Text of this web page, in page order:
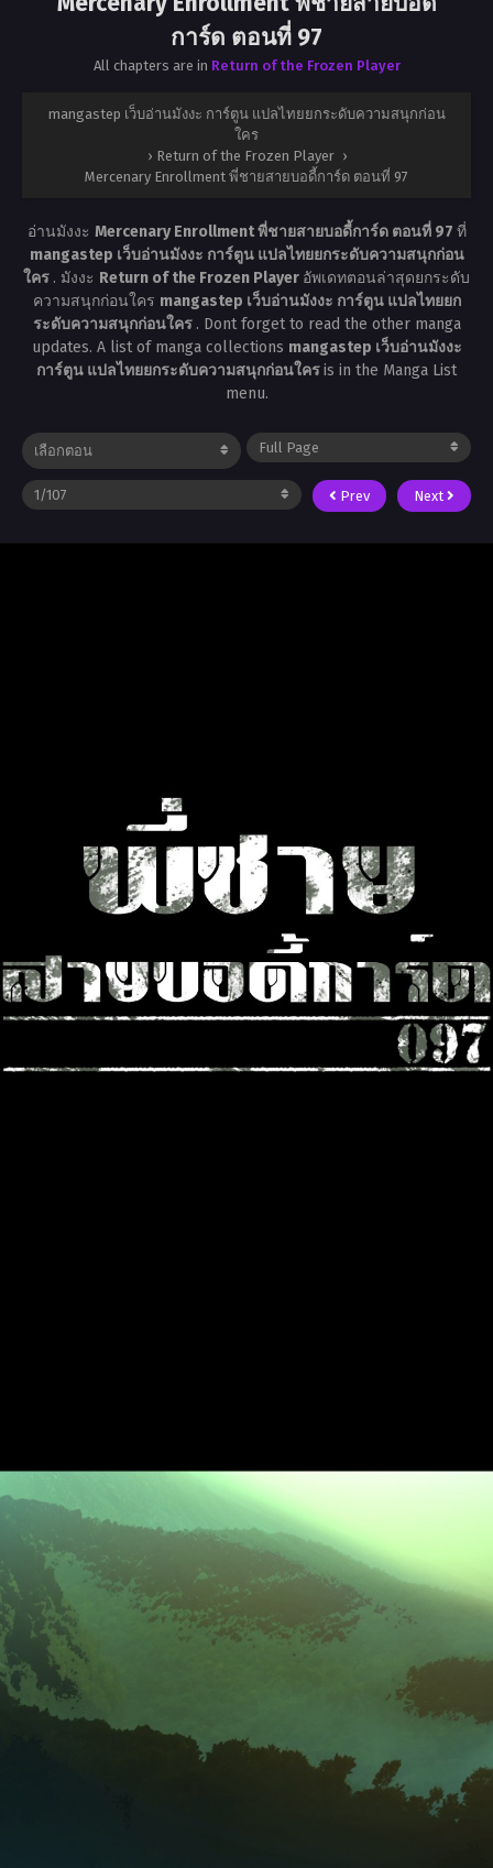
การ์ด ตอนที่ 97
All chapters are in Return of the Frozen Player
mangastep เว็บอ่านมังงะ การ์ตูน แปลไทยยกระดับความสนุกก่อน
ใคร
› Return of the Frozen Player ›
Mercenary Enrollment พี่ชายสายบอดี้การ์ด ตอนที่ 97
อ่านมังงะ Mercenary Enrollment พี่ชายสายบอดี้การ์ด ตอนที่ 97 ที่
mangastep เว็บอ่านมังงะ การ์ตูน แปลไทยยกระดับความสนุกก่อน
ใคร . มังงะ Return of the Frozen Player อัพเดทตอนล่าสุดยกระดับ
ความสนุกก่อนใคร mangastep เว็บอ่านมังงะ การ์ตูน แปลไทยยก
ระดับความสนุกก่อนใคร . Dont forget to read the other manga
updates. A list of manga collections mangastep เว็บอ่านมังงะ
การ์ตูน แปลไทยยกระดับความสนุกก่อนใครis in the Manga List
menu.
Prev Next